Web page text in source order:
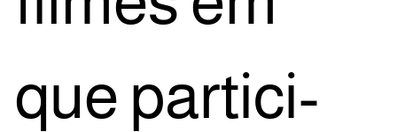
que par­ti­ci­